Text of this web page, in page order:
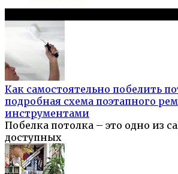
Как самостоятельно побелить
подробная схема поэтапного
инструментами
Побелка потолка – это одно из
доступных